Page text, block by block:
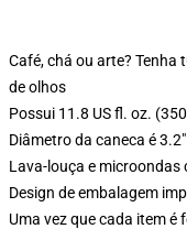
Café, chá ou arte? Tenha
de olhos
Possui 11.8 US fl. oz.
Diâmetro da caneca é
Lava-louça e microondas
Design de embalagem
Uma vez que cada item é